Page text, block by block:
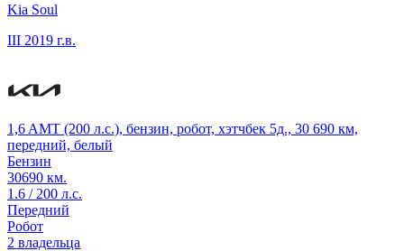
Kia Soul
III 2019 г.в.
1,6 AMT (200 л.с.), бензин, робот, хэтчбек 5д., 30 690 км,
передний, белый
Бензин
30690 км.
1.6 / 200 л.с.
Передний
Робот
2 владельца